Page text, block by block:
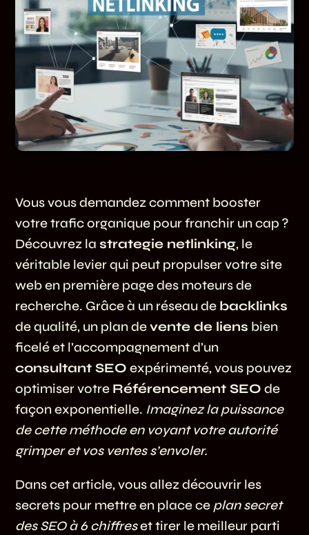
Vous vous demandez comment booster
votre trafic organique pour franchir un cap ?
Découvrez lastrategie netlinking, le
véritable levier qui peut propulser votre site
web en première page des moteurs de
recherche. Grâce à un réseau de backlinks
de qualité, un plan devente de liens bien
ficelé et l’accompagnement d’un
consultant SEO expérimenté, vous pouvez
optimiser votre Référencement SEO de
façon exponentielle. Imaginez la puissance
de cette méthode en voyant votre autorité
grimper et vos ventes s’envoler.
Dans cet article, vous allez découvrir les
secrets pour mettre en place ce plan secret
des SEO à 6 chiffreset tirer le meilleur parti